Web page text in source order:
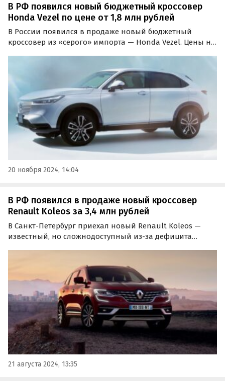
В РФ появился новый бюджетный кроссовер
Honda Vezel по цене от 1,8 млн рублей
В России появился в продаже новый бюджетный
кроссовер из «серого» импорта — Honda Vezel. Цены на
20 ноября 2024, 14:04
В РФ появился в продаже новый кроссовер
Renault Koleos за 3,4 млн рублей
В Санкт-Петербург приехал новый Renault Koleos —
известный, но сложнодоступный из-за дефицита
21 августа 2024, 13:35